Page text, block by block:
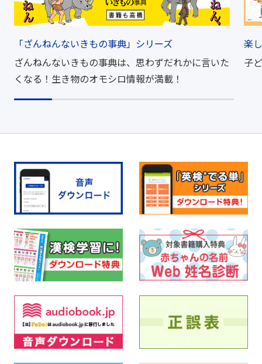
「ざんねんないきもの事典」シリーズ
ざんねんないきもの事典は、思わずだれかに言いた
くなる！生き物のオモシロ情報が満載！
楽
子